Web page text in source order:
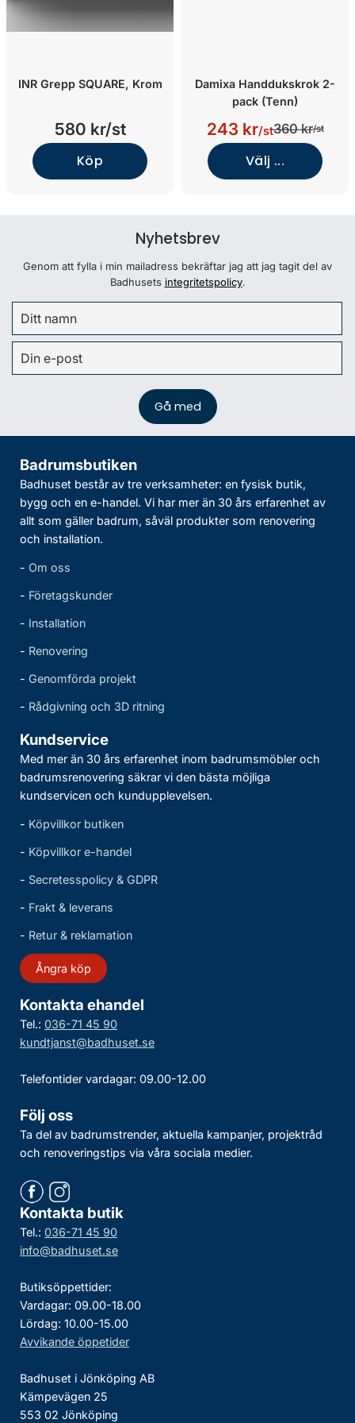
INR Grepp SQUARE, Krom
580 kr/st
Köp
Damixa Handdukskrok 2-
pack (Tenn)
243 kr/st360 kr/st
Välj ...
Nyhetsbrev
Genom att fylla i min mailadress bekräftar jag att jag tagit del av
Badhusets integritetspolicy.
Badrumsbutiken
Badhuset består av tre verksamheter: en fysisk butik,
bygg och en e-handel. Vi har mer än 30 års erfarenhet av
allt som gäller badrum, såväl produkter som renovering
och installation.
- Om oss
- Företagskunder
- Installation
- Renovering
- Genomförda projekt
- Rådgivning och 3D ritning
Kundservice
Med mer än 30 års erfarenhet inom badrumsmöbler och
badrumsrenovering säkrar vi den bästa möjliga
kundservicen och kundupplevelsen.
- Köpvillkor butiken
- Köpvillkor e-handel
- Secretesspolicy & GDPR
- Frakt & leverans
- Retur & reklamation
Ångra köp
Kontakta ehandel
Tel.: 036-71 45 90
kundtjanst@badhuset.se
Telefontider vardagar: 09.00-12.00
Följ oss
Ta del av badrumstrender, aktuella kampanjer, projektråd
och renoveringstips via våra sociala medier.
Kontakta butik
Tel.: 036-71 45 90
info@badhuset.se
Butiksöppettider:
Vardagar: 09.00-18.00
Lördag: 10.00-15.00
Avvikande öppetider
Badhuset i Jönköping AB
Kämpevägen 25
553 02 Jönköping